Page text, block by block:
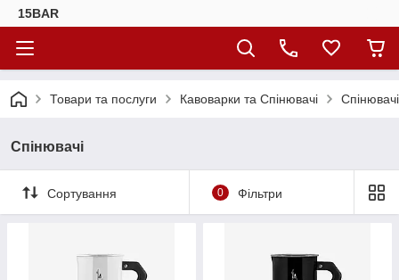
15BAR
Товари та послуги Кавоварки та Спінювачі Спінювачі
Спінювачі
Сортування 0 Фільтри